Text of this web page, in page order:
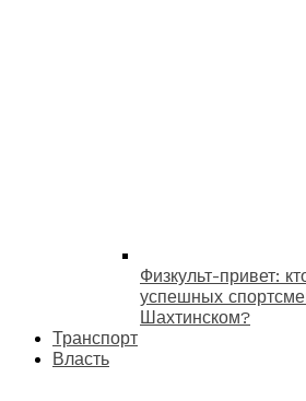
Физкульт-привет:
успешных
Шахтинском?
Транспорт
Власть